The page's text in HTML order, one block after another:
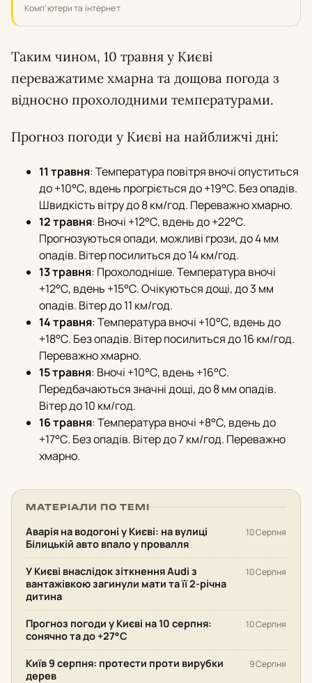
Комп'ютери та інтернет
Таким чином, 10 травня у Києві
переважатиме хмарна та дощова погода з
відносно прохолодними температурами.
Прогноз погоди у Києві на найближчі дні:
11 травня: Температура повітря вночі опуститься
до +10°С, вдень прогріється до +19°С. Без опадів.
Швидкість вітру до 8 км/год. Переважно хмарно.
12 травня: Вночі +12°С, вдень до +22°С.
Прогнозуються опади, можливі грози, до 4 мм
опадів. Вітер посилиться до 14 км/год.
13 травня: Прохолодніше. Температура вночі
+12°С, вдень +15°С. Очікуються дощі, до 3 мм
опадів. Вітер до 11 км/год.
14 травня: Температура вночі +10°С, вдень до
+18°С. Без опадів. Вітер посилиться до 16 км/год.
Переважно хмарно.
15 травня: Вночі +10°С, вдень +16°С.
Передбачаються значні дощі, до 8 мм опадів.
Вітер до 10 км/год.
16 травня: Температура вночі +8°С, вдень до
+17°С. Без опадів. Вітер до 7 км/год. Переважно
хмарно.
МАТЕРІАЛИ ПО ТЕМІ
Аварія на водогоні у Києві: на вулиці
Білицькій авто впало у провалля
10 Серпня
У Києві внаслідок зіткнення Audi з
вантажівкою загинули мати та її 2-річна
дитина
10 Серпня
Прогноз погоди у Києві на 10 серпня:
сонячно та до +27°С
10 Серпня
Київ 9 серпня: протести проти вирубки
дерев
9 Серпня